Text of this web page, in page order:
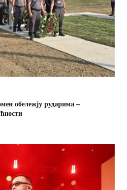
обележју рударима –